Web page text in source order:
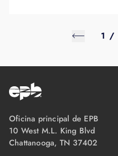
1 /
Oficina principal de EPB
10 West M.L. King Blvd
Chattanooga, TN 37402